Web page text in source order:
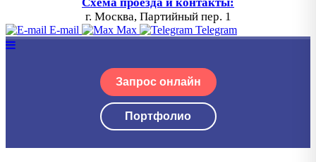
г. Москва, Партийный пер. 1
E-mail Max Telegram
Запрос онлайн
Портфолио